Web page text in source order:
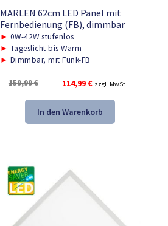
MARLEN 62cm LED Panel mit
Fernbedienung (FB), dimmbar
► 0W-42W stufenlos
► Tageslicht bis Warm
► Dimmbar, mit Funk-FB
159,99€
Ursprünglicher
war:
159,99 €
114,99€Aktueller
ist:
114,99 €.
zzgl. MwSt.
In den Warenkorb